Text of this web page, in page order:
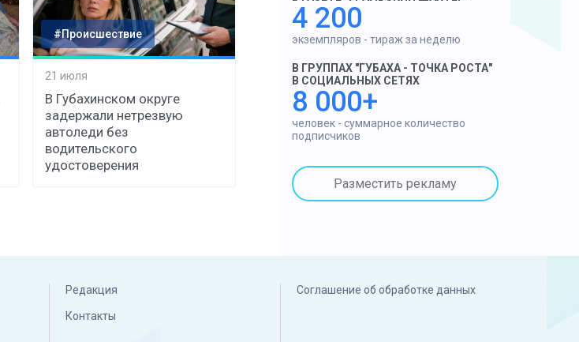
#Происшествие
21 июля
В Губахинском округе
задержали нетрезвую
автоледи без
водительского
удостоверения
4 200
экземпляров - тираж за неделю
В ГРУППАХ "ГУБАХА - ТОЧКА РОСТА"
В СОЦИАЛЬНЫХ СЕТЯХ
8 000+
человек - суммарное количество
подписчиков
Разместить рекламу
Редакция
Контакты
Соглашение об обработке данных